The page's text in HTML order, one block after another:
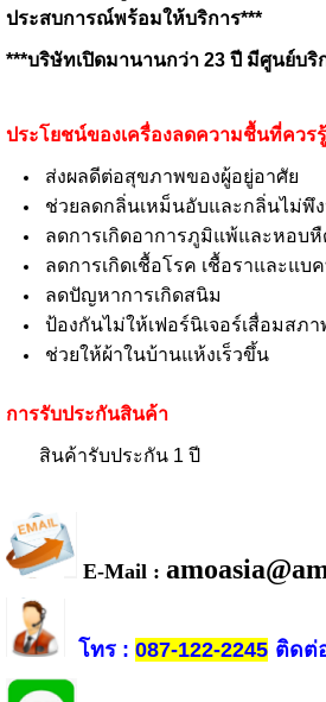
ประสบการณ์พร้อมให้บริการ***
***บริษัทเปิดมานานกว่า 23 ปี มีศูนย์บ
ประโยชน์ของเครื่องลดความชื้นที่ควรรู้
ส่งผลดีต่อสุขภาพของผู้อยู่อาศัย
ช่วยลดกลิ่นเหม็นอับและกลิ่นไม่พึ
ลดการเกิดอาการภูมิแพ้และหอบหื
ลดการเกิดเชื้อโรค เชื้อราและแบ
ลดปัญหาการเกิดสนิม
ป้องกันไม่ให้เฟอร์นิเจอร์เสื่อมสภา
ช่วยให้ผ้าในบ้านแห้งเร็วขึ้น
การรับประกันสินค้า
สินค้ารับประกัน 1 ปี
E-Mail :
โทร: 087-122-2245ติดต่